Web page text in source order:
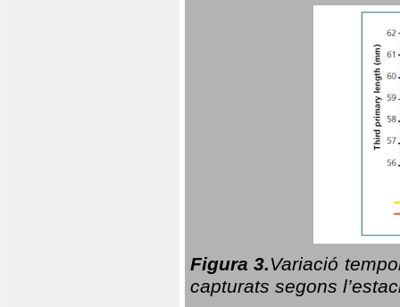
Figura 3.Variació
capturats segons